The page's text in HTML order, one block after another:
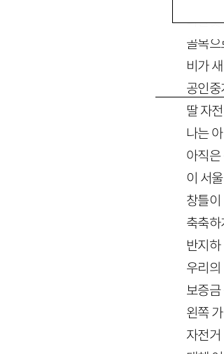
나팔꽃
골목
비가
공인
딸 자
나는
아직
이 서
창틀
축축
반지
우리
보증
왼쪽
자전거